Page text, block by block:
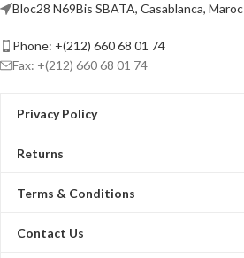
Bloc28 N69Bis SBATA, Casablanca, Maroc
Phone: +(212) 660 68 01 74
Fax: +(212) 660 68 01 74
Privacy Policy
Returns
Terms & Conditions
Contact Us